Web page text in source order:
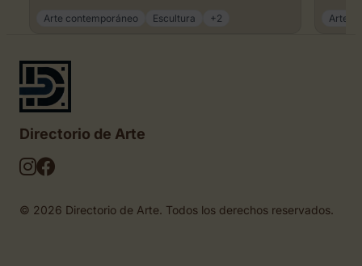
Arte contemporáneo Escultura +2 Arte
Directorio de Arte
© 2026 Directorio de Arte. Todos los derechos reservados.